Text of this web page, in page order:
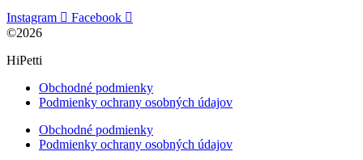
Instagram
Facebook
©2026
HiPetti
Obchodné podmienky
Podmienky ochrany osobných údajov
Obchodné podmienky
Podmienky ochrany osobných údajov